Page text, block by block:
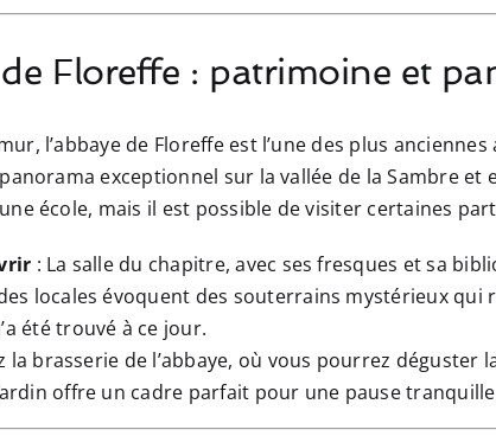
de Floreffe : patrimoine et
l’abbaye de Floreffe est l’une des plus
exceptionnel sur la vallée de la Sambre et
école, mais il est possible de visiter certaines
: La salle du chapitre, avec ses fresques et sa
locales évoquent des souterrains mystérieux qui
été trouvé à ce jour.
la brasserie de l’abbaye, où vous pourrez déguster
offre un cadre parfait pour une pause